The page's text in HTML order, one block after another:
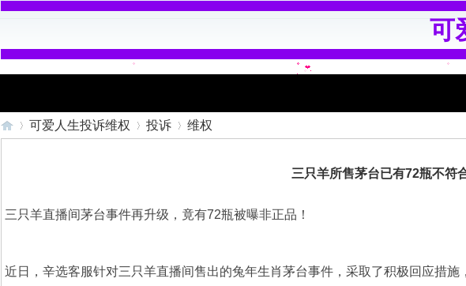
可
可爱人生投诉维权 投诉 维权
三只羊所售茅台已有72瓶不符
三只羊直播间茅台事件再升级，竟有72瓶被曝非正品！
近日，辛选客服针对三只羊直播间售出的兔年生肖茅台事件，采取了积极回应措